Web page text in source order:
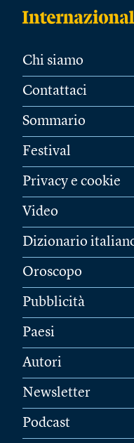
Chi siamo
Contattaci
Sommario
Festival
Privacy e cookie
Video
Dizionario
Oroscopo
Pubblicità
Paesi
Autori
Newsletter
Podcast